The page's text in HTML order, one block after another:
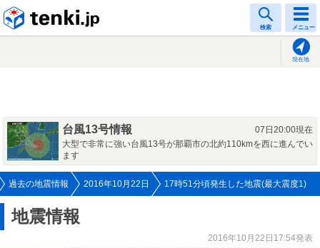
検索 メニュー
現在地
台風13号情報
07日20:00現在
大型で非常に強い台風13号が那覇市の北約110kmを西に進んでい
ます
過去の地震情報 2016年10月22日 17時51分頃発生した地震(最大震度1)
地震情報
2016年10月22日17:54発表